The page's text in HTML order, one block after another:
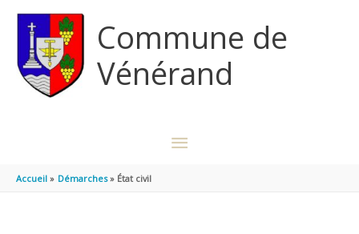
Commune de
Vénérand
MENU
Accueil Démarches État civil